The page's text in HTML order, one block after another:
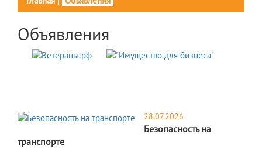
Объявления
28.07.2026
Безопасность на
транспорте